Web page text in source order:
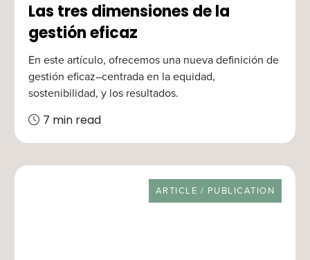
Las tres dimensiones de la
gestión eficaz
En este artículo, ofrecemos una nueva definición de
gestión eficaz–centrada en la equidad,
sostenibilidad, y los resultados.
7 min read
RESOURCE TYPE
ARTICLE / PUBLICATION